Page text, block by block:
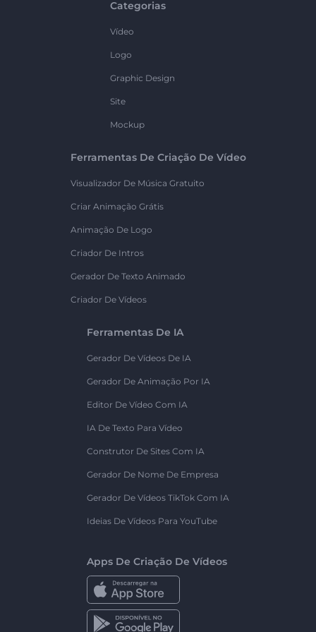
Categorias
Vídeo
Logo
Graphic Design
Site
Mockup
Ferramentas De Criação De Vídeo
Visualizador De Música Gratuito
Criar Animação Grátis
Animação De Logo
Criador De Intros
Gerador De Texto Animado
Criador De Vídeos
Ferramentas De IA
Gerador De Vídeos De IA
Gerador De Animação Por IA
Editor De Vídeo Com IA
IA De Texto Para Vídeo
Construtor De Sites Com IA
Gerador De Nome De Empresa
Gerador De Vídeos TikTok Com IA
Ideias De Vídeos Para YouTube
Apps De Criação De Vídeos